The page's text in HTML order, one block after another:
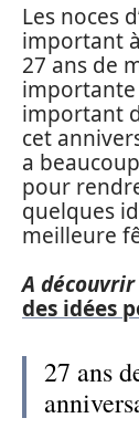
Les noces
important
27 ans de
importante
important
cet
a
pour
quelques
meilleure
A
des idées
27 ans